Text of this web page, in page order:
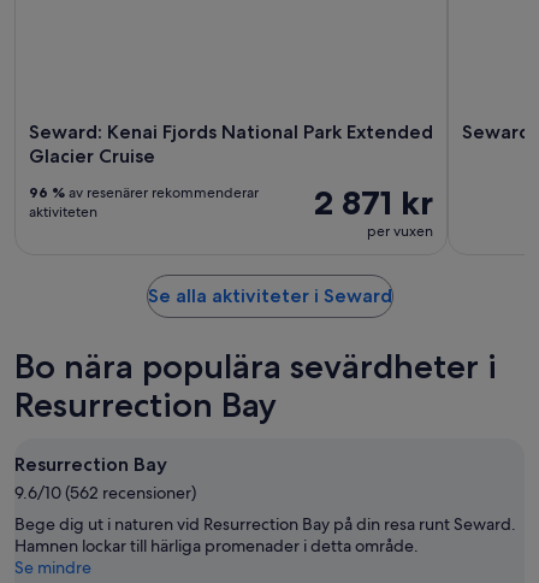
Seward: Kenai Fjords National Park Extended
Glacier Cruise
2 871 kr
per vuxen
96 % av resenärer rekommenderar
aktiviteten
Seward
Se alla aktiviteter i Seward
Bo nära populära sevärdheter i
Resurrection Bay
Resurrection Bay
9.6/10 (562 recensioner)
Bege dig ut i naturen vid Resurrection Bay på din resa runt Seward.
Hamnen lockar till härliga promenader i detta område.
Se mindre